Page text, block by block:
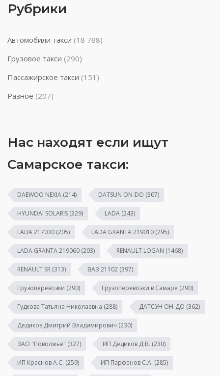
Рубрики
Автомобили такси (18 788)
Грузовое такси (290)
Пассажирское такси (151)
Разное (207)
Нас находят если ищут
Самарское такси:
DAEWOO NEXIA (214) DATSUN ON-DO (307)
HYUNDAI SOLARIS (329) LADA (243)
LADA 217030 (205) LADA GRANTA 219010 (295)
LADA GRANTA 219060 (203) RENAULT LOGAN (1468)
RENAULT SR (313) ВАЗ 21102 (397)
Грузоперевозки (290) Грузоперевозки в Самаре (290)
Гудкова Татьяна Николаевна (288) ДАТСУН ОН-ДО (362)
Дедиков Дмитрий Владимирович (230)
ЗАО "Поволжье" (327) ИП Дедиков Д.В. (230)
ИП Краснов А.С. (259) ИП Парфенов С.А. (285)